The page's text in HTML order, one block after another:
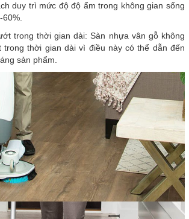
duy trì mức độ độ ẩm trong không gian sống
trong thời gian dài: Sàn nhựa vân gỗ không
thời gian dài vì điều này có thể dẫn đến
sản phẩm.